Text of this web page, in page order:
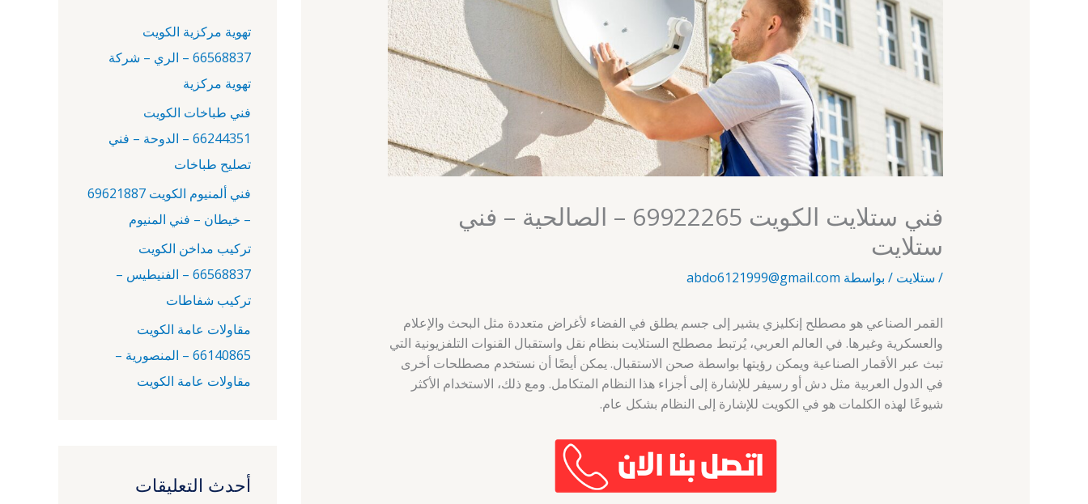
فني ستلايت الكويت 69922265 – الصالحية – فني
ستلايت
/ ستلايت / بواسطة abdo6121999@gmail.com
القمر الصناعي هو مصطلح إنكليزي يشير إلى جسم يطلق في الفضاء لأغراض متعددة مثل البحث والإعلام
والعسكرية وغيرها. في العالم العربي، يُرتبط مصطلح الستلايت بنظام نقل واستقبال القنوات التلفزيونية التي
تبث عبر الأقمار الصناعية ويمكن رؤيتها بواسطة صحن الاستقبال. يمكن أيضًا أن نستخدم مصطلحات أخرى
في الدول العربية مثل دش أو رسيفر للإشارة إلى أجزاء هذا النظام المتكامل. ومع ذلك، الاستخدام الأكثر
شيوعًا لهذه الكلمات هو في الكويت للإشارة إلى النظام بشكل عام.
ن
:
تهوية مركزية الكويت
66568837 – الري – شركة
تهوية مركزية
فني طباخات الكويت
66244351 – الدوحة – فني
تصليح طباخات
فني ألمنيوم الكويت 69621887
– خيطان – فني المنيوم
تركيب مداخن الكويت
66568837 – الفنيطيس –
تركيب شفاطات
مقاولات عامة الكويت
66140865 – المنصورية –
مقاولات عامة الكويت
أحدث التعليقات